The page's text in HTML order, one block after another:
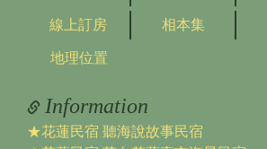
線上訂房 相本集
地理位置
Information
★花蓮民宿 聽海說故事民宿